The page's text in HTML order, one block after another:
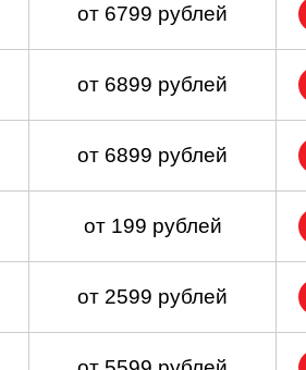
от 6799 рублей
от 6899 рублей
от 6899 рублей
от 199 рублей
от 2599 рублей